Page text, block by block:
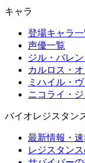
キャラ
登場キャラ一
声優一覧
ジル・バレ
カルロス・
ミハイル・
ニコライ・
バイオレジスタン
最新情報・
レジスタン